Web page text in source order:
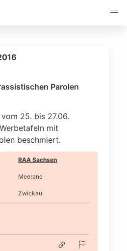
Parolen
25. bis 27.06.
mit
beschmiert.
RAA Sachsen
Meerane
Zwickau